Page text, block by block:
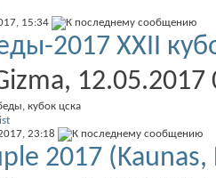
15:34
2017 XXII
, 12.05.2017
23:18
2017 (Kaunas,